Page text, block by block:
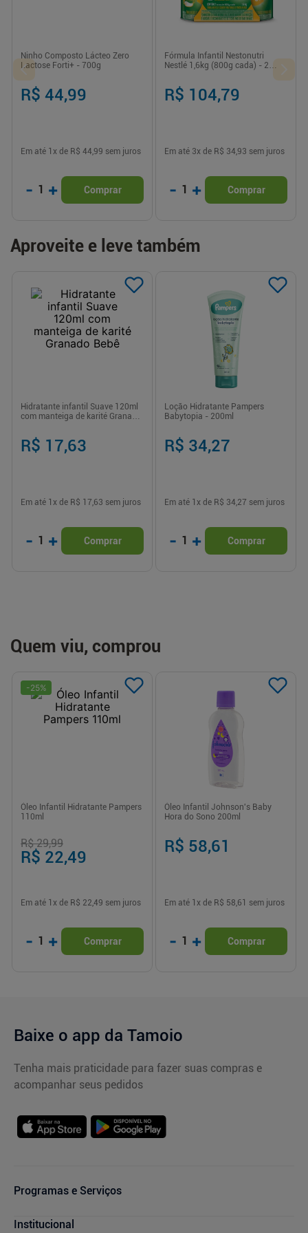
Ninho Composto Lácteo Zero
Lactose Forti+ - 700g
R$ 44,99
Em até 1 x de R$ 44,99 sem juros
- 1 + Comprar
Fórmula Infantil Nestonutri
Nestlé 1,6kg (800g cada) - 2
R$ 104,79
Em até 3x de R$ 34,93 sem juros
- 1 + Comprar
Aproveite e leve também
Hidratante infantil Suave 120ml
com manteiga de karité Granado
R$ 17,63
Em até 1 x de R$ 17,63 sem juros
- 1 + Comprar
Loção Hidratante Pampers
Babytopia - 200ml
R$ 34,27
Em até 1 x de R$ 34,27 sem juros
- 1 + Comprar
Quem viu, comprou
-25%
Óleo Infantil Hidratante Pampers
110ml
R$ 29,99
R$ 22,49
Em até 1 x de R$ 22,49 sem juros
- 1 + Comprar
Óleo Infantil Johnson's Baby
Hora do Sono 200ml
R$ 58,61
Em até 1 x de R$ 58,61 sem juros
- 1 + Comprar
Baixe o app da Tamoio
Tenha mais praticidade para fazer suas compras e
acompanhar seus pedidos
Programas e Serviços
Serviços Farmacêuticos
Institucional